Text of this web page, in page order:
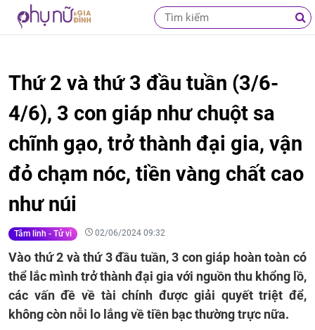
Thứ 2 và thứ 3 đầu tuần (3/6-
4/6), 3 con giáp như chuột sa
chĩnh gạo, trở thành đại gia, vận
đỏ chạm nóc, tiền vàng chất cao
như núi
Tâm linh - Tử vi 02/06/2024 09:32
Vào thứ 2 và thứ 3 đầu tuần, 3 con giáp hoàn toàn có
thể lắc mình trở thành đại gia với nguồn thu khổng lồ,
các vấn đề về tài chính được giải quyết triệt để,
không còn nỗi lo lắng về tiền bạc thường trực nữa.